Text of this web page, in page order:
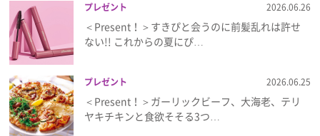
プレゼント 2026.06.26
＜Present！＞すきぴと会うのに前髪乱れは許せ
ない!! これからの夏にぴ…
プレゼント 2026.06.25
＜Present！＞ガーリックビーフ、大海老、テリ
ヤキチキンと食欲そそる3つ…